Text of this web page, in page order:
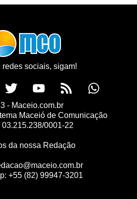
redes sociais, sigam!
- Maceio.com.br
Maceió de Comunicação
0001-22
da nossa Redação
+55 (82) 99947-3201